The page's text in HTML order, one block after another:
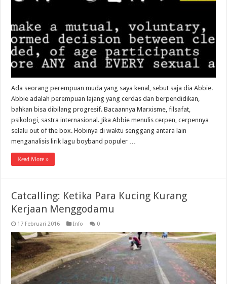
Ada seorang perempuan muda yang saya kenal, sebut saja dia Abbie.
Abbie adalah perempuan lajang yang cerdas dan berpendidikan,
bahkan bisa dibilang progresif. Bacaannya Marxisme, filsafat,
psikologi, sastra internasional. Jika Abbie menulis cerpen, cerpennya
selalu out of the box. Hobinya di waktu senggang antara lain
menganalisis lirik lagu boyband populer …
Read More »
Catcalling: Ketika Para Kucing Kurang
Kerjaan Menggodamu
17 Februari 2016 Info 0